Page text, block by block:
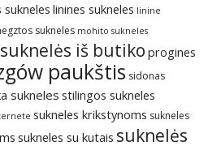
linines sukneles linine
sukneles mohito sukneles
iš butiko progines
paukštis sidonas
suknelesstilingos sukneles
sukneles krikstynoms sukneles
sukneles su kutais suknelės